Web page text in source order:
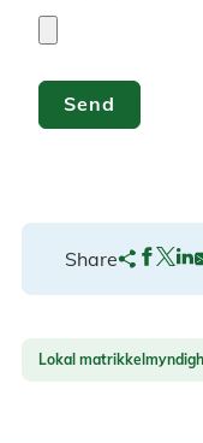
Send
Share
Lokal